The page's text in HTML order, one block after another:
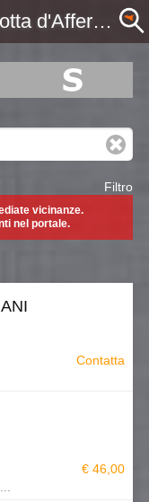
Dove dormire vicino Motta d'Affermo, ME, Sicilia - Etnaportal
Filtro
vicinanze.
nel portale.
Contatta
€ 46,00